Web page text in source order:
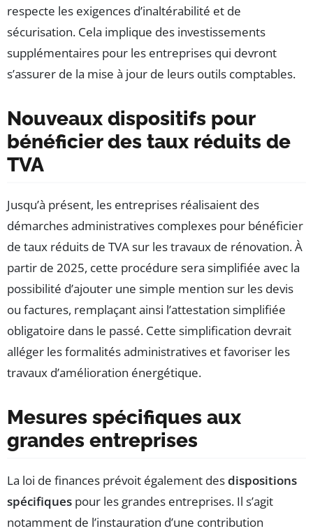
respecte les exigences d’inaltérabilité et de
sécurisation. Cela implique des investissements
supplémentaires pour les entreprises qui devront
s’assurer de la mise à jour de leurs outils comptables.
Nouveaux dispositifs pour
bénéficier des taux réduits de
TVA
Jusqu’à présent, les entreprises réalisaient des
démarches administratives complexes pour bénéficier
de taux réduits de TVA sur les travaux de rénovation. À
partir de 2025, cette procédure sera simplifiée avec la
possibilité d’ajouter une simple mention sur les devis
ou factures, remplaçant ainsi l’attestation simplifiée
obligatoire dans le passé. Cette simplification devrait
alléger les formalités administratives et favoriser les
travaux d’amélioration énergétique.
Mesures spécifiques aux
grandes entreprises
La loi de finances prévoit également desdispositions
spécifiques pour les grandes entreprises. Il s’agit
notamment de l’instauration d’une contribution